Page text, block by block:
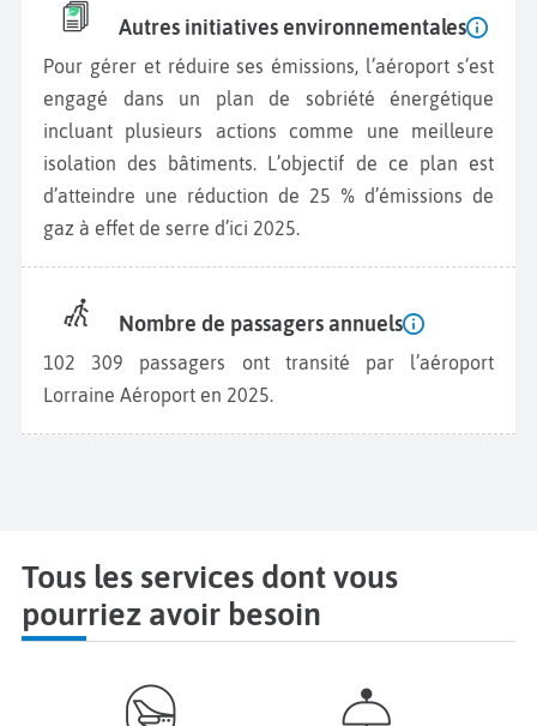
Autres initiatives environnementales
Pour gérer et réduire ses émissions, l’aéroport s’est
engagé dans un plan de sobriété énergétique
incluant plusieurs actions comme une meilleure
isolation des bâtiments. L’objectif de ce plan est
d’atteindre une réduction de 25 % d’émissions de
gaz à effet de serre d’ici 2025.
Nombre de passagers annuels
102 309 passagers ont transité par l’aéroport
Lorraine Aéroport en 2025.
Tous les services dont vous
pourriez avoir besoin